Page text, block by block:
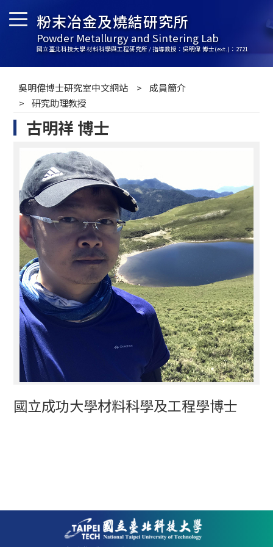
粉末冶金及燒結研究所
Powder Metallurgy and Sintering Lab
國立臺北科技大學 材料科學與工程研究所 / 指導教授：吳明偉 博士(ext.)：2721
吳明偉博士研究室中文網站
成員簡介
研究助理教授
古明祥 博士
國立成功大學材料科學及工程學博士